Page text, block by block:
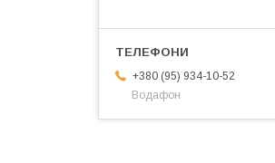
+380 (95) 934-10-52
Водафон